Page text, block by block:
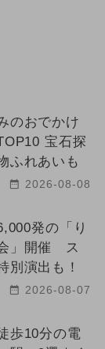
のおでかけ
宝石探
ふれあいも
2026-08-08
発の「り
」開催 ス
別演出も！
2026-08-07
歩10分の電